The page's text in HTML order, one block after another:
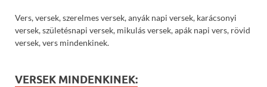
Vers, versek, szerelmes versek, anyák napi versek, karácsonyi
versek, születésnapi versek, mikulás versek, apák napi vers, rövid
versek, vers mindenkinek.
VERSEK MINDENKINEK: